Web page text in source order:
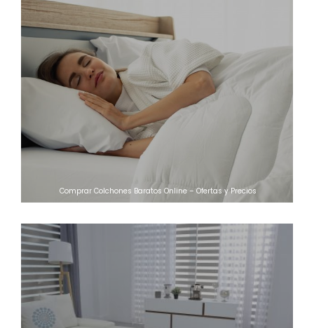
Comprar Colchones Baratos Online – Ofertas y Precios